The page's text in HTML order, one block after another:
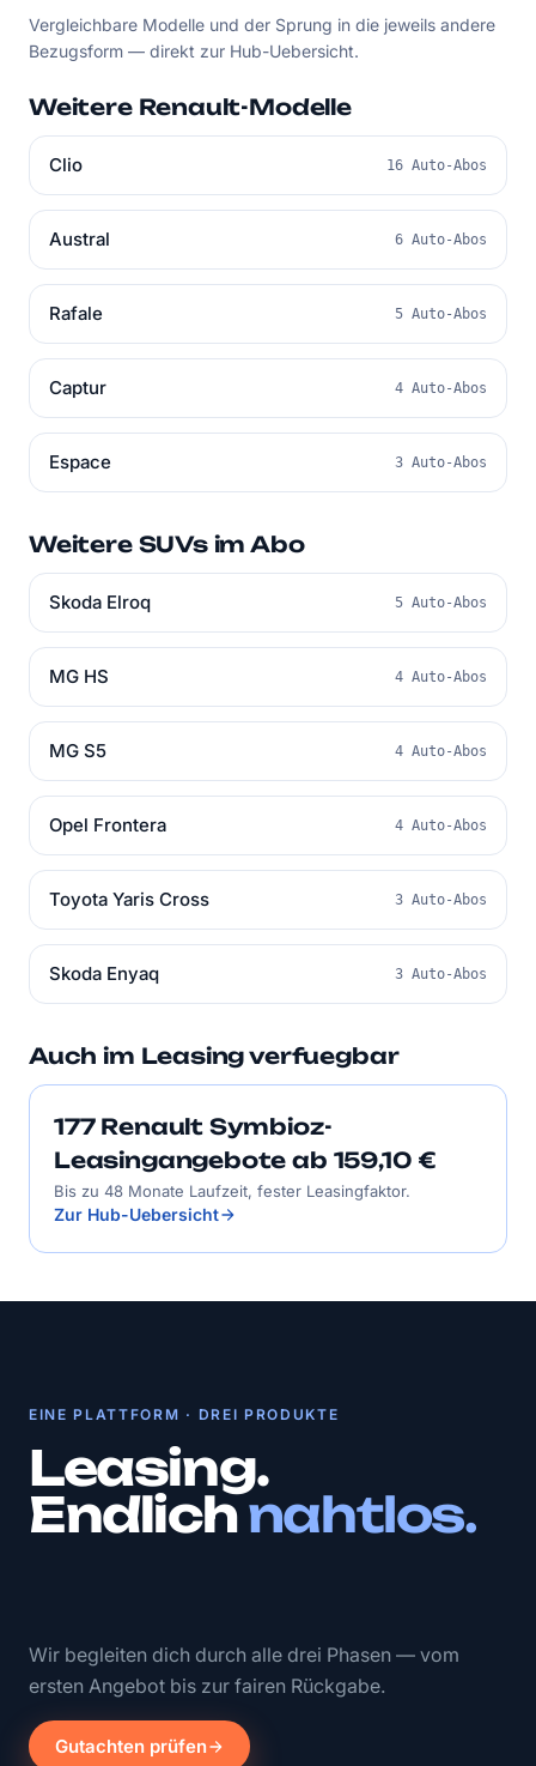
Vergleichbare Modelle und der Sprung in die jeweils andere
Bezugsform — direkt zur Hub-Uebersicht.
Weitere Renault-Modelle
Clio 16 Auto-Abos
Austral 6 Auto-Abos
Rafale 5 Auto-Abos
Captur 4 Auto-Abos
Espace 3 Auto-Abos
Weitere SUVs im Abo
Skoda Elroq 5 Auto-Abos
MG HS 4 Auto-Abos
MG S5 4 Auto-Abos
Opel Frontera 4 Auto-Abos
Toyota Yaris Cross 3 Auto-Abos
Skoda Enyaq 3 Auto-Abos
Auch im Leasing verfuegbar
177 Renault Symbioz-
Leasingangebote ab 159,10 €
Bis zu 48 Monate Laufzeit, fester Leasingfaktor.
Zur Hub-Uebersicht
EINE PLATTFORM · DREI PRODUKTE
Leasing.
Endlichnahtlos.
Wir begleiten dich durch alle drei Phasen — vom
ersten Angebot bis zur fairen Rückgabe.
Gutachten prüfen